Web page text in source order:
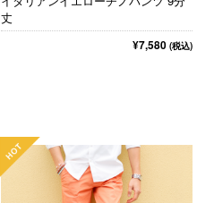
丈
¥7,580 (税込)